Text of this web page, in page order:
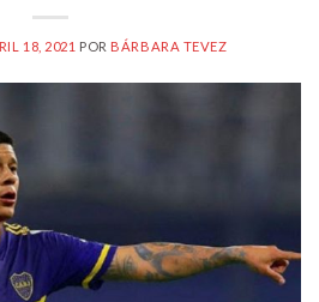
18, 2021 POR BÁRBARA TEVEZ